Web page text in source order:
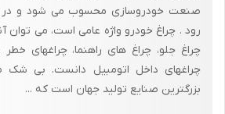
باید از مقاومت زمین در مقابل بار
مواقع قدرت مجاز تحملی زمین برای
خاک پی و دیدن طبقات آن و طرز قرار گزفتن
یا با ضربه زدن به وسیله کلنگ به محل پی
صنعت خودروسازی محسوب می شود و در
رود . چراغ خودرو واژه عامی است، می توان
چراغ جلو، چراغ های راهنما، چراغهای
چراغهای داخل اتومبیل دانست. بی شک
بزرگترین صنایع تولید جهان است که ...